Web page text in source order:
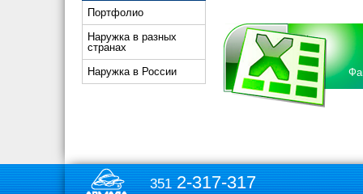
Портфолио
Наружка в разных
странах
Наружка в России
3512-317-317